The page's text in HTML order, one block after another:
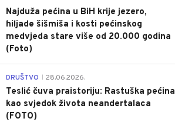
Najduža pećina u BiH krije jezero,
hiljade šišmiša i kosti pećinskog
medvjeda stare više od 20.000 godina
(Foto)
DRUŠTVO 28.06.2026.
Teslić čuva praistoriju: Rastuška pećina
kao svjedok života neandertalaca
(FOTO)